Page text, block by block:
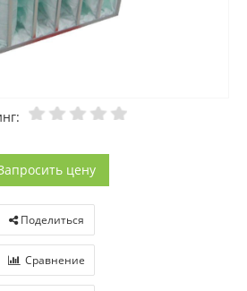
цену
Поделиться
Сравнение